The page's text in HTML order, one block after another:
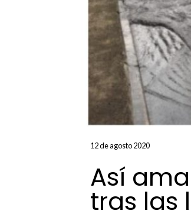
12 de agosto 2020
Así
tras las